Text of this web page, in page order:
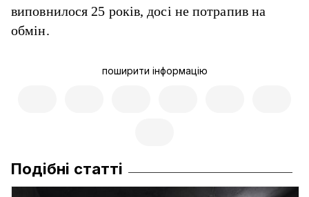
виповнилося 25 років, досі не потрапив на
обмін.
поширити інформацію
Подібні статті